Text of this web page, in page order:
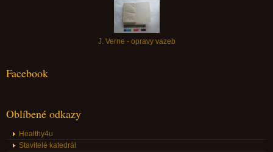
J. Verne - opravy vazeb
Facebook
Oblíbené odkazy
Healthy4u
Stavitelé katedrál